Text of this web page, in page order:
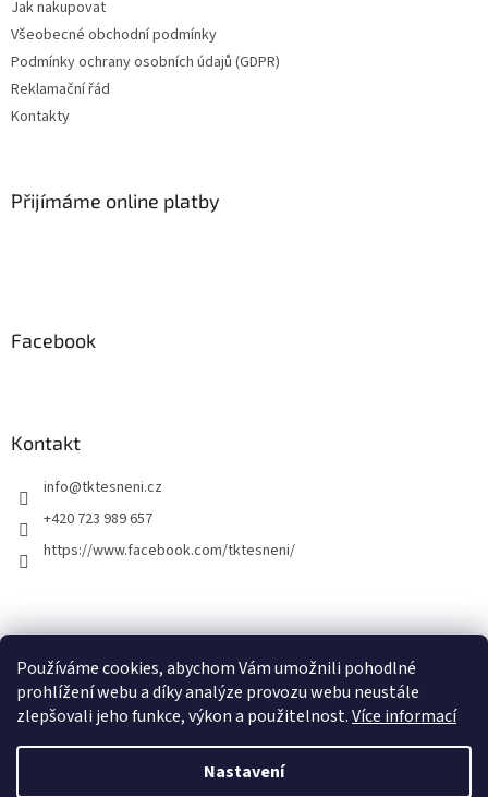
Používáme cookies, abychom Vám umožnili pohodlné
prohlížení webu a díky analýze provozu webu neustále
zlepšovali jeho funkce, výkon a použitelnost.Více informací
Nastavení
Jak nakupovat
Všeobecné obchodní podmínky
Podmínky ochrany osobních údajů (GDPR)
Reklamační řád
Kontakty
Přijímáme online platby
Facebook
Kontakt
info@tktesneni.cz
+420 723 989 657
https://www.facebook.com/tktesneni/